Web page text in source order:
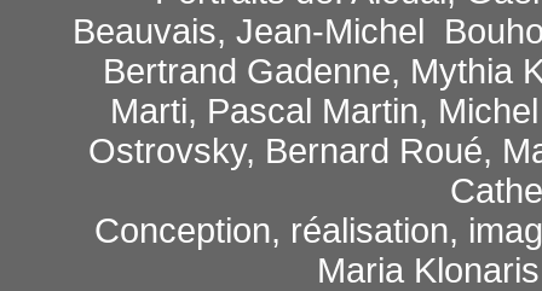
Beauvais, Jean-Michel
Bertrand Gadenne, Mythia
Marti, Pascal Martin,
Ostrovsky, Bernard Roué,
Conception, réalisation,
Maria